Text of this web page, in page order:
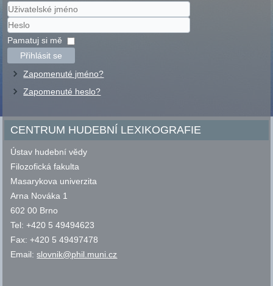
Uživatelské
jméno
Heslo
Pamatuj si mě
Přihlásit se
Zapomenuté jméno?
Zapomenuté heslo?
CENTRUM HUDEBNÍ LEXIKOGRAFIE
Ústav hudební vědy
Filozofická fakulta
Masarykova univerzita
Arna Nováka 1
602 00 Brno
Tel: +420 5 49494623
Fax: +420 5 49497478
Email:slovnik@phil.muni.cz